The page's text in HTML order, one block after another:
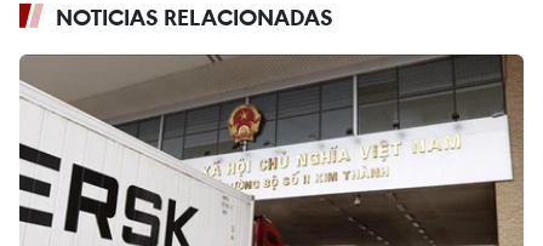
NOTICIAS RELACIONADAS